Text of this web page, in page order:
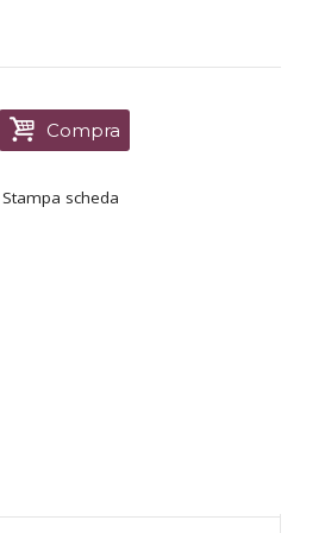
Compra
Stampa scheda